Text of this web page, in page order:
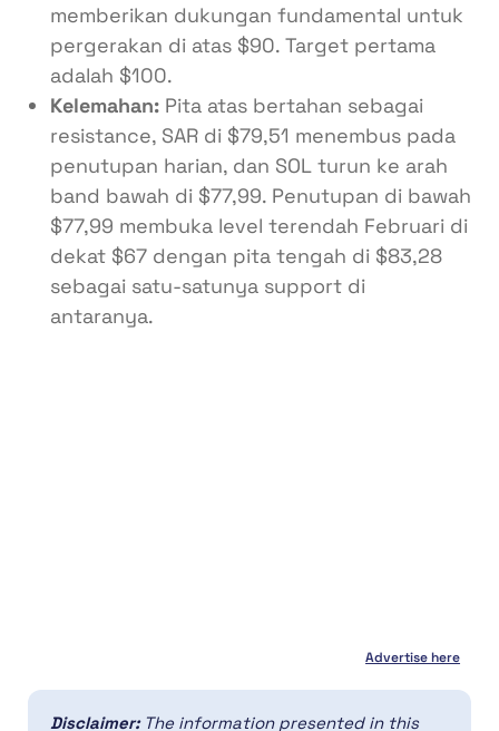
memberikan dukungan fundamental untuk
pergerakan di atas $90. Target pertama
adalah $100.
Kelemahan: Pita atas bertahan sebagai
resistance, SAR di $79,51 menembus pada
penutupan harian, dan SOL turun ke arah
band bawah di $77,99. Penutupan di bawah
$77,99 membuka level terendah Februari di
dekat $67 dengan pita tengah di $83,28
sebagai satu-satunya support di
antaranya.
Advertise here
Disclaimer: The information presented in this